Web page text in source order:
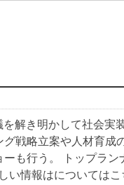
解き明かして社会実
戦略立案や人材育成
も行う。 トップラン
い情報はについてはこ